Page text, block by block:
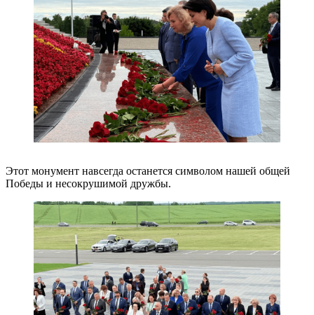
Этот монумент навсегда останется символом нашей общей
Победы и несокрушимой дружбы.